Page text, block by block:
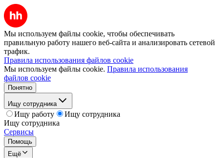
Мы используем файлы cookie, чтобы обеспечивать
правильную работу нашего веб-сайта и анализировать сетевой
трафик.
Правила использования файлов cookie
Мы используем файлы cookie. Правила использования
файлов cookie
Понятно
Ищу сотрудника
Ищу работу
Ищу сотрудника
Ищу сотрудника
Сервисы
Помощь
Ещё